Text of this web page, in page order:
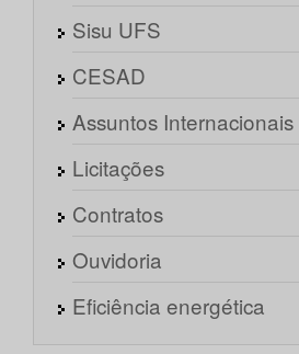
Sisu UFS
CESAD
Assuntos Internacionais
Licitações
Contratos
Ouvidoria
Eficiência energética